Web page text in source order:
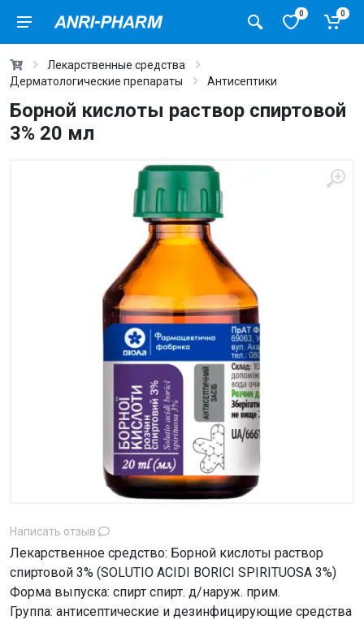
0 0
Лекарственные средства
Дерматологические препараты
Антисептики
Борной кислоты раствор спиртовой
3% 20 мл
Написать отзыв
Лекарственное средство: Борной кислоты раствор
спиртовой 3% (SOLUTIO ACIDI BORICI SPIRITUOSA 3%)
Форма выпуска: спирт спирт. д/наруж. прим.
Группа: антисептические и дезинфицирующие средства